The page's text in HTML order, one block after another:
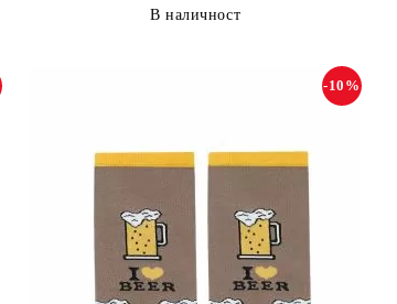
В наличност
-10%